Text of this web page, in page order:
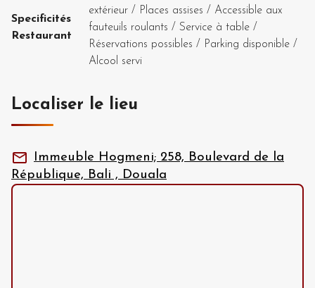
Specificités
Restaurant
extérieur / Places assises / Accessible aux
fauteuils roulants / Service à table /
Réservations possibles / Parking disponible /
Alcool servi
Localiser le lieu
Immeuble Hogmeni; 258, Boulevard de la
République, Bali , Douala